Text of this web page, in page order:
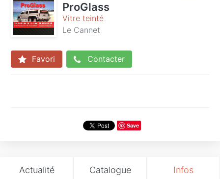
ProGlass
Vitre teinté
Le Cannet
Favori Contacter
Save
Actualité Catalogue Infos